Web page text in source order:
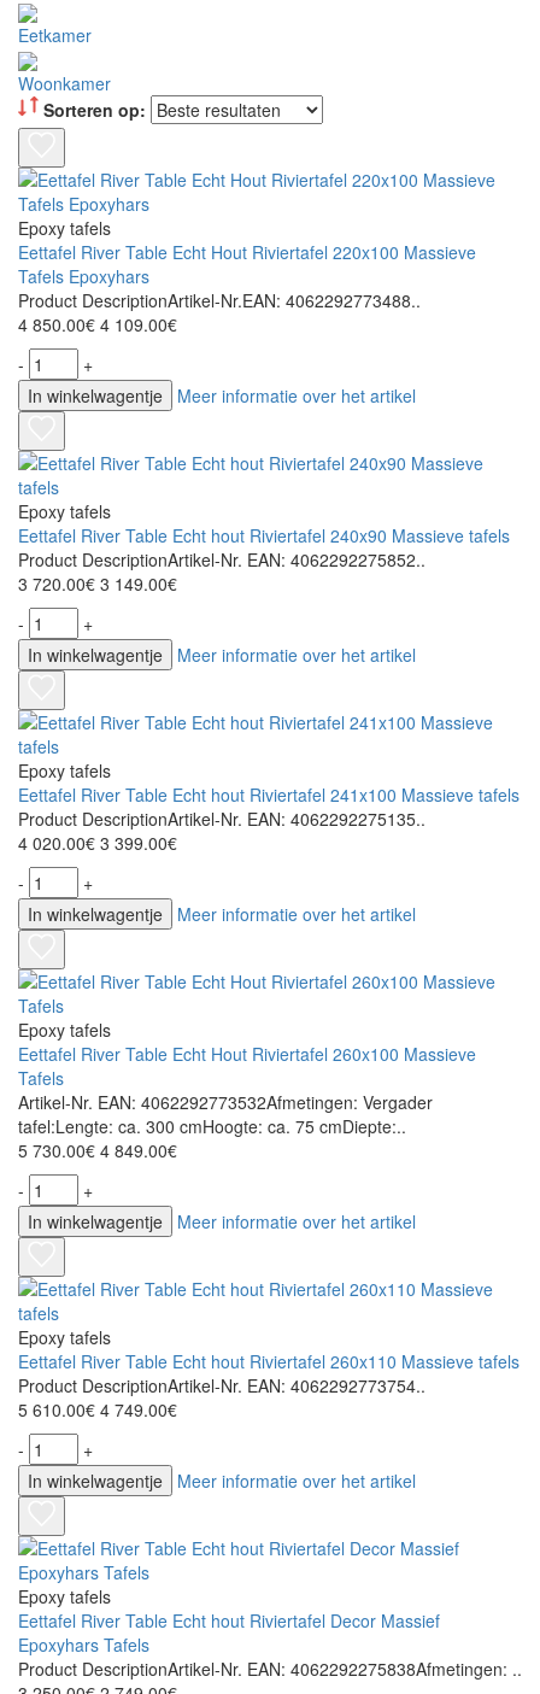
Eetkamer
Woonkamer
Sorteren op:
Epoxy tafels
Eettafel River Table Echt Hout Riviertafel 220x100 Massieve
Tafels Epoxyhars
Product DescriptionArtikel-Nr.EAN: 4062292773488..
4 850.00€ 4 109.00€
-
+
In winkelwagentje
Meer informatie over het artikel
Epoxy tafels
Eettafel River Table Echt hout Riviertafel 240x90 Massieve tafels
Product DescriptionArtikel-Nr. EAN: 4062292275852..
3 720.00€ 3 149.00€
-
+
In winkelwagentje
Meer informatie over het artikel
Epoxy tafels
Eettafel River Table Echt hout Riviertafel 241x100 Massieve tafels
Product DescriptionArtikel-Nr. EAN: 4062292275135..
4 020.00€ 3 399.00€
-
+
In winkelwagentje
Meer informatie over het artikel
Epoxy tafels
Eettafel River Table Echt Hout Riviertafel 260x100 Massieve
Tafels
Artikel-Nr. EAN: 4062292773532Afmetingen: Vergader
tafel:Lengte: ca. 300 cmHoogte: ca. 75 cmDiepte:..
5 730.00€ 4 849.00€
-
+
In winkelwagentje
Meer informatie over het artikel
Epoxy tafels
Eettafel River Table Echt hout Riviertafel 260x110 Massieve tafels
Product DescriptionArtikel-Nr. EAN: 4062292773754..
5 610.00€ 4 749.00€
-
+
In winkelwagentje
Meer informatie over het artikel
Epoxy tafels
Eettafel River Table Echt hout Riviertafel Decor Massief
Epoxyhars Tafels
Product DescriptionArtikel-Nr. EAN: 4062292275838Afmetingen: ..